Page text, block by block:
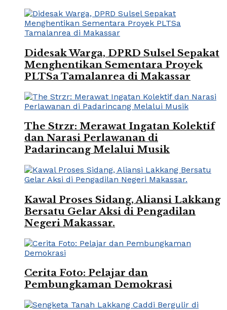
Didesak Warga, DPRD Sulsel Sepakat
Menghentikan Sementara Proyek
PLTSa Tamalanrea di Makassar
The Strzr: Merawat Ingatan Kolektif
dan Narasi Perlawanan di
Padarincang Melalui Musik
Kawal Proses Sidang, Aliansi Lakkang
Bersatu Gelar Aksi di Pengadilan
Negeri Makassar.
Cerita Foto: Pelajar dan
Pembungkaman Demokrasi